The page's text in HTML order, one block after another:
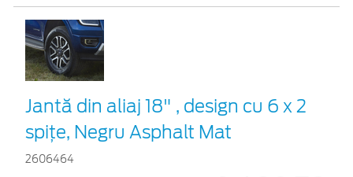
Jantă din aliaj 18" , design cu 6 x 2
spițe, Negru Asphalt Mat
2606464